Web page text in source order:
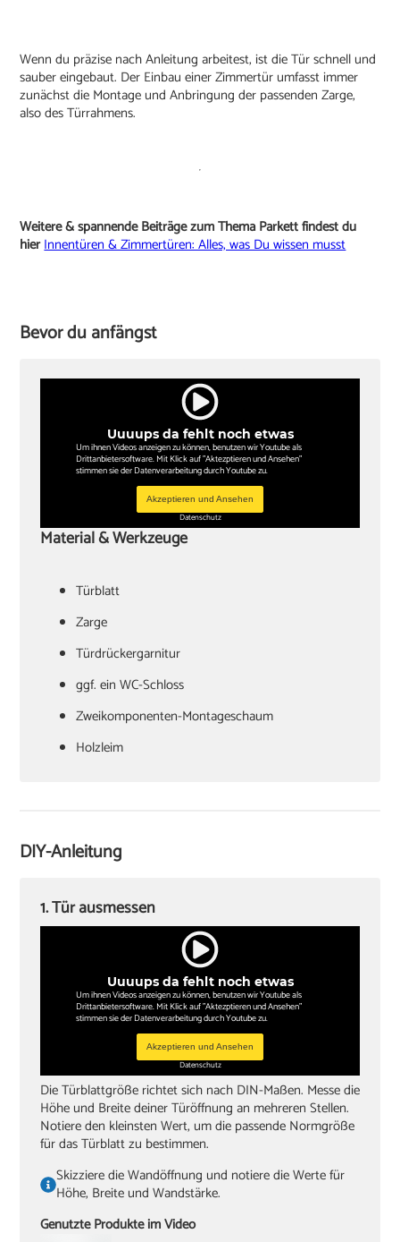
Wenn du präzise nach Anleitung arbeitest, ist die Tür schnell und
sauber eingebaut. Der Einbau einer Zimmertür umfasst immer
zunächst die Montage und Anbringung der passenden Zarge,
also des Türrahmens.
Weitere & spannende Beiträge zum Thema Parkett findest du
hierInnentüren & Zimmertüren: Alles, was Du wissen musst
Bevor du anfängst
Uuuups da fehlt noch etwas
Um ihnen Videos anzeigen zu können, benutzen wir Youtube als
Drittanbietersoftware. Mit Klick auf "Aktezptieren und Ansehen"
stimmen sie der Datenverarbeitung durch Youtube zu.
Akzeptieren und Ansehen
Datenschutz
Material & Werkzeuge
Türblatt
‏Zarge
Türdrückergarnitur
‏ggf. ein WC-Schloss
Zweikomponenten-Montageschaum
‏Holzleim
Papierschablone für Türdrückermontage
‏Kreuzschlitzschraubendreher
‏Wasserwaagen (60 cm, 180 cm)
‏Zollstock
‏Akkuschrauber oder Bohrmaschine
‏Inbusschlüssel, Größe 4
DIY-Anleitung
Uuuups da fehlt noch etwas
Um ihnen Videos anzeigen zu können, benutzen wir Youtube als
Drittanbietersoftware. Mit Klick auf "Aktezptieren und Ansehen"
stimmen sie der Datenverarbeitung durch Youtube zu.
Akzeptieren und Ansehen
Datenschutz
1. Tür ausmessen
Die Türblattgröße richtet sich nach DIN-Maßen. Messe die
Höhe und Breite deiner Türöffnung an mehreren Stellen.
Notiere den kleinsten Wert, um die passende Normgröße
für das Türblatt zu bestimmen.
Skizziere die Wandöffnung und notiere die Werte für
Höhe, Breite und Wandstärke.
Genutzte Produkte im Video